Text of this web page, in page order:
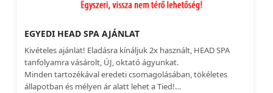
EGYEDI HEAD SPA AJÁNLAT
Kivételes ajánlat! Eladásra kínáljuk 2x használt, HEAD SPA
tanfolyamra vásárolt, ÚJ, oktató ágyunkat.
Minden tartozékával eredeti csomagolásában, tökéletes
állapotban és mélyen ár alatt lehet a Tied!